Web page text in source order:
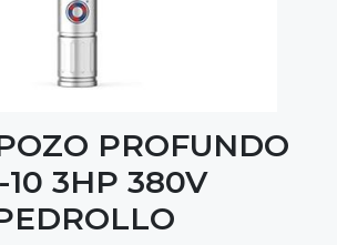
PROFUNDO
3HP 380V